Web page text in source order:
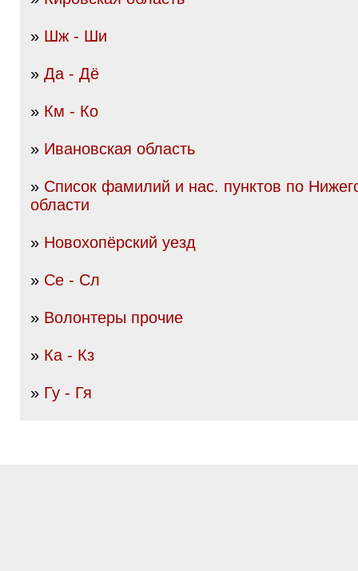
» Шж - Ши
» Да - Дё
» Км - Ко
» Ивановская область
» Список фамилий и нас. пунктов по
области
» Новохопёрский уезд
» Се - Сл
» Волонтеры прочие
» Ка - Кз
» Гу - Гя